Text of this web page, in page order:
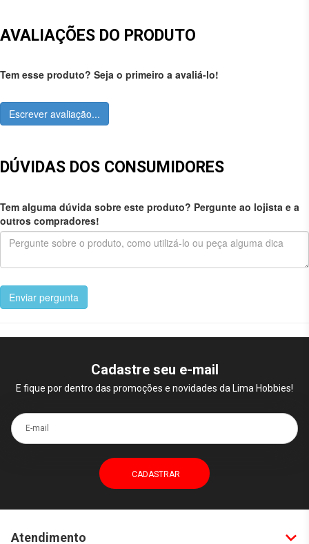
AVALIAÇÕES DO PRODUTO
Tem esse produto? Seja o primeiro a avaliá-lo!
Escrever avaliação...
DÚVIDAS DOS CONSUMIDORES
Tem alguma dúvida sobre este produto? Pergunte ao lojista e a
outros compradores!
Enviar pergunta
Cadastre seu e-mail
E fique por dentro das promoções e novidades da Lima Hobbies!
E-mail
Atendimento